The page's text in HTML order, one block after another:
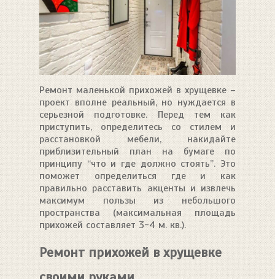
Ремонт маленькой прихожей в хрущевке –
проект вполне реальный, но нуждается в
серьезной подготовке. Перед тем как
приступить, определитесь со стилем и
расстановкой мебели, накидайте
приблизительный план на бумаге по
принципу “что и где должно стоять”. Это
поможет определиться где и как
правильно расставить акценты и извлечь
максимум пользы из небольшого
пространства (максимальная площадь
прихожей составляет 3-4 м. кв.).
Ремонт прихожей в хрущевке